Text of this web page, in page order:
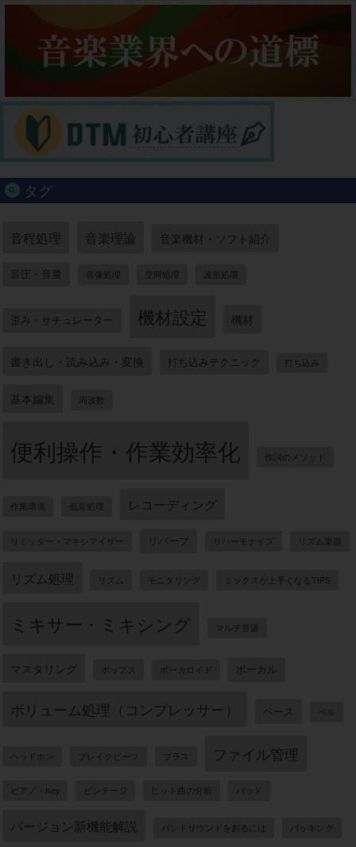
タグ
音程処理 音楽理論 音楽機材・ソフト紹介
音圧・音量 音像処理 空間処理 波形処理
歪み・サチュレーター 機材設定 機材
書き出し・読み込み・変換 打ち込みテクニック 打ち込み
基本編集 周波数
便利操作・作業効率化 作詞のメソッド
作業環境 低音処理 レコーディング
リミッター・マキシマイザー リバーブ リハーモナイズ リズム楽器
リズム処理 リズム モニタリング ミックスが上手くなるTIPS
ミキサー・ミキシング マルチ音源
マスタリング ポップス ボーカロイド ボーカル
ボリューム処理（コンプレッサー） ベース ベル
ヘッドホン ブレイクビーツ ブラス ファイル管理
ピアノ・Key ビンテージ ヒット曲の分析 パッド
バージョン新機能解説 バンドサウンドを創るには バッキング